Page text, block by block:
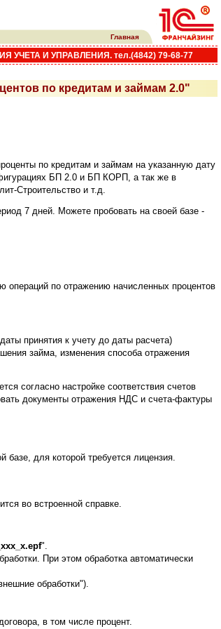
Главная
УЧЕТА И УПРАВЛЕНИЯ. тел.(4842) 79-68-77
по кредитам и займам 2.0"
по кредитам и займам на указанную дату
БП 2.0 и БП КОРП, а так же в
Строительство и т.д.
7 дней. Можете пробовать на своей базе -
операций по отражению начисленных процентов
принятия к учету до даты расчета)
займа, изменения способа отражения
согласно настройке соответствия счетов
документы отражения НДС и счета-фактуры
для которой требуется лицензия.
во встроенной справке.
".
При этом обработка автоматически
обработки").
в том числе процент.